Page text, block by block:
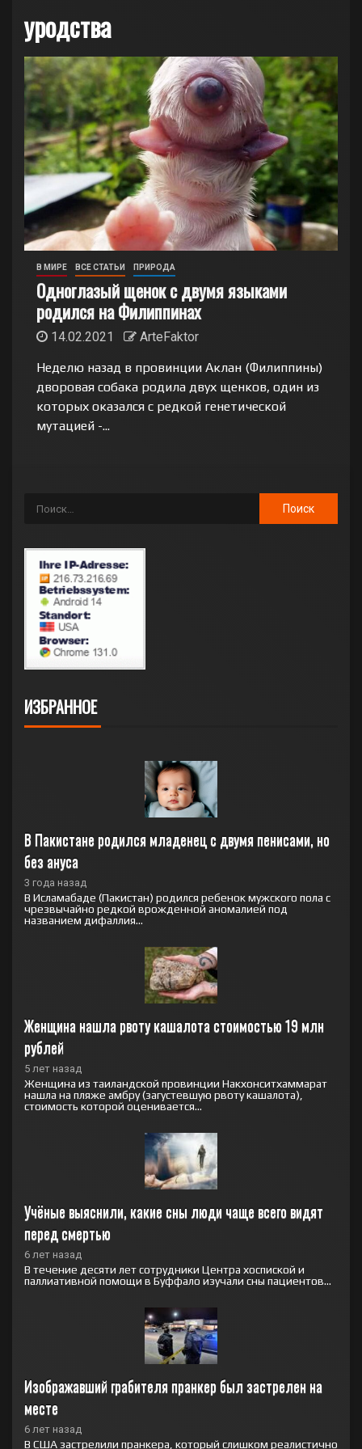
уродства
В МИРЕ ВСЕ СТАТЬИ ПРИРОДА
Одноглазый щенок с двумя языками
родился на Филиппинах
14.02.2021
ArteFaktor
Неделю назад в провинции Аклан (Филиппины)
дворовая собака родила двух щенков, один из
которых оказался с редкой генетической
мутацией -...
ИЗБРАННОЕ
В Пакистане родился младенец с двумя пенисами, но
без ануса
3 года назад
В Исламабаде (Пакистан) родился ребенок мужского пола с
чрезвычайно редкой врожденной аномалией под
названием дифаллия...
Женщина нашла рвоту кашалота стоимостью 19 млн
рублей
5 лет назад
Женщина из таиландской провинции Накхонситхаммарат
нашла на пляже амбру (загустевшую рвоту кашалота),
стоимость которой оценивается...
Учёные выяснили, какие сны люди чаще всего видят
перед смертью
6 лет назад
В течение десяти лет сотрудники Центра хоспиской и
паллиативной помощи в Буффало изучали сны пациентов...
Изображавший грабителя пранкер был застрелен на
месте
6 лет назад
В США застрелили пранкера, который слишком реалистично